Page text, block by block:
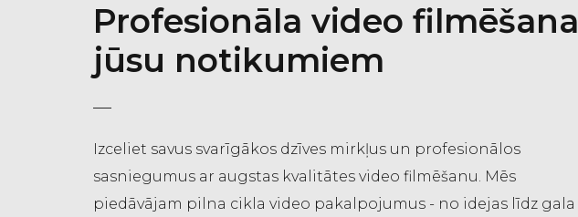
Profesionāla video filmēšana
jūsu notikumiem
Izceliet savus svarīgākos dzīves mirkļus un profesionālos
sasniegumus ar augstas kvalitātes video filmēšanu. Mēs
piedāvājam pilna cikla video pakalpojumus - no idejas līdz gala